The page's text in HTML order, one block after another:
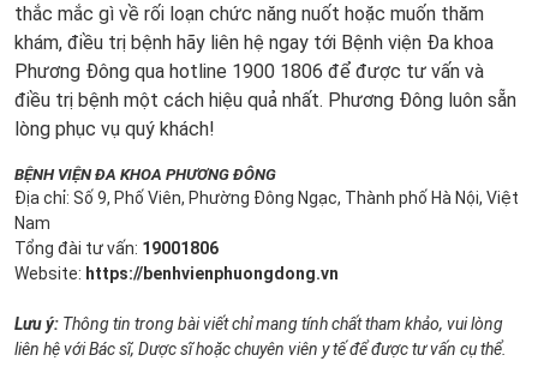
thắc mắc gì về rối loạn chức năng nuốt hoặc muốn thăm
khám, điều trị bệnh hãy liên hệ ngay tới Bệnh viện Đa khoa
Phương Đông qua hotline 1900 1806 để được tư vấn và
điều trị bệnh một cách hiệu quả nhất. Phương Đông luôn sẵn
lòng phục vụ quý khách!
BỆNH VIỆN ĐA KHOA PHƯƠNG ĐÔNG
Địa chỉ: Số 9, Phố Viên, Phường Đông Ngạc, Thành phố Hà Nội, Việt
Nam
Tổng đài tư vấn: 19001806
Website: https://benhvienphuongdong.vn
Lưu ý: Thông tin trong bài viết chỉ mang tính chất tham khảo, vui lòng
liên hệ với Bác sĩ, Dược sĩ hoặc chuyên viên y tế để được tư vấn cụ thể.